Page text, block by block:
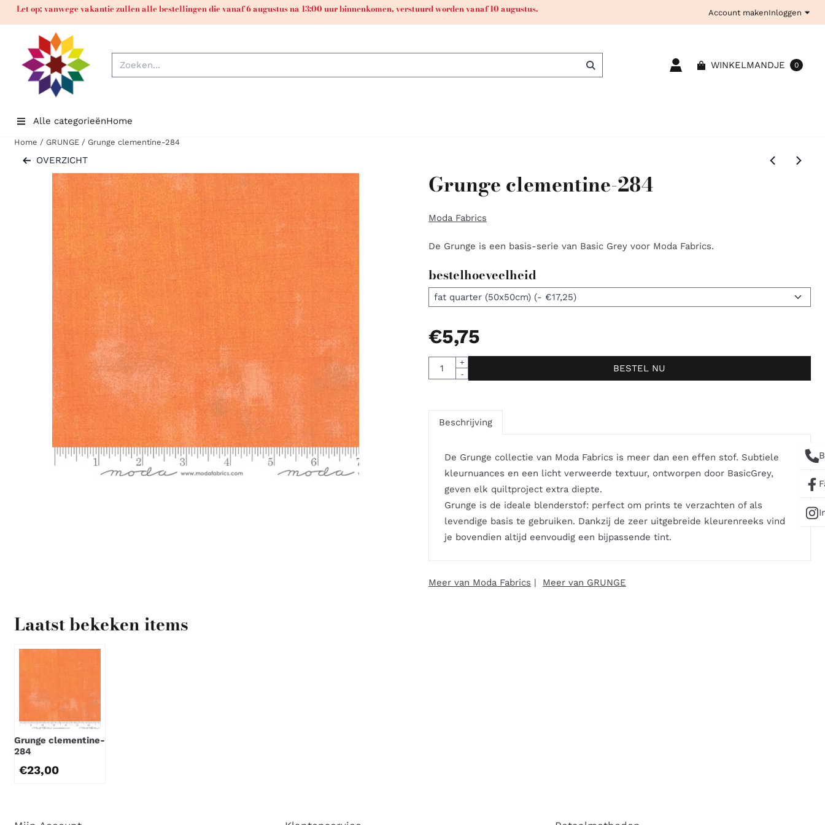
Cookievoorkeuren zijn momenteel gesloten.
Let op; vanwege vakantie zullen alle bestellingen die vanaf 6 augustus na 13:00 uur binnenkomen, verstuurd worden vanaf 10 augustus. Account makenInloggen
Zoeken
WINKELMANDJE 0
Alle categorieënHome
Home / GRUNGE / Grunge clementine-284
OVERZICHT
Grunge clementine-284
Moda Fabrics
De Grunge is een basis-serie van Basic Grey voor Moda Fabrics.
bestelhoeveelheid
€5,75
Aantal
+
-
BESTEL NU
Beschrijving
De Grunge collectie van Moda Fabrics is meer dan een effen stof. Subtiele
kleurnuances en een licht verweerde textuur, ontworpen door BasicGrey,
geven elk quiltproject extra diepte.
Grunge is de ideale blenderstof: perfect om prints te verzachten of als
levendige basis te gebruiken. Dankzij de zeer uitgebreide kleurenreeks vind
je bovendien altijd eenvoudig een bijpassende tint.
Meer van Moda Fabrics | Meer van GRUNGE
Laatst bekeken items
Grunge clementine-
284
€23,00